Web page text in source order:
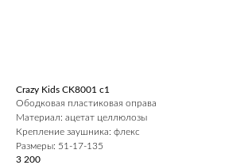
Crazy Kids CK8001 c1
Ободковая пластиковая оправа
Материал: ацетат целлюлозы
Крепление заушника: флекс
Размеры: 51-17-135
3 200